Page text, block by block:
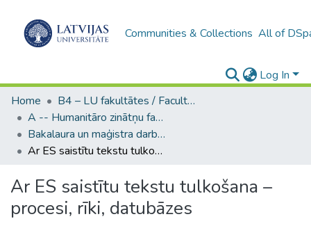
Communities & Collections All of
Log In
Home
B4 – LU fakultātes / Faculties of the UL
A -- Humanitāro zinātņu fakultāte / Faculty of Humanities
Bakalaura un maģistra darbi (HZF) / Bachelor's and Master's theses
Ar ES saistītu tekstu tulkošana – procesi, rīki, datubāzes
Ar ES saistītu tekstu tulkošana –
procesi, rīki, datubāzes